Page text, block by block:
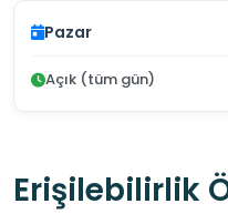
Pazar
Açık (tüm gün)
Erişilebilirlik